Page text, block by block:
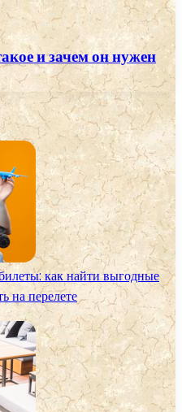
и зачем он нужен
как найти выгодные
на перелете